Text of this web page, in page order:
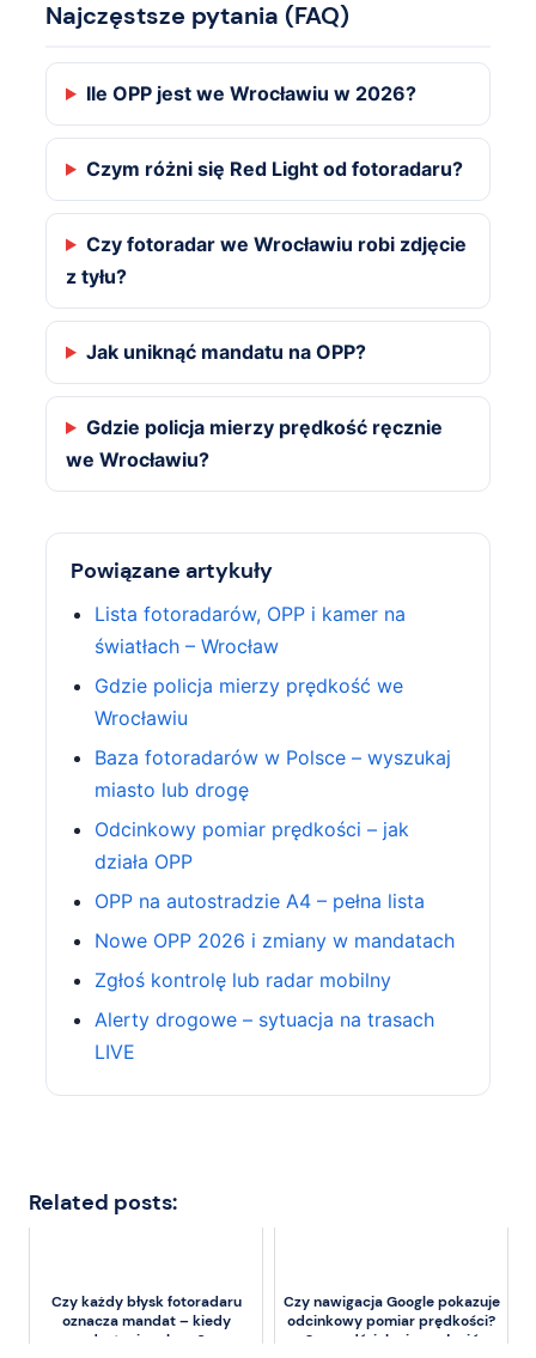
Najczęstsze pytania (FAQ)
Ile OPP jest we Wrocławiu w 2026?
Czym różni się Red Light od fotoradaru?
Czy fotoradar we Wrocławiu robi zdjęcie
z tyłu?
Jak uniknąć mandatu na OPP?
Gdzie policja mierzy prędkość ręcznie
we Wrocławiu?
Powiązane artykuły
Lista fotoradarów, OPP i kamer na
światłach – Wrocław
Gdzie policja mierzy prędkość we
Wrocławiu
Baza fotoradarów w Polsce – wyszukaj
miasto lub drogę
Odcinkowy pomiar prędkości – jak
działa OPP
OPP na autostradzie A4 – pełna lista
Nowe OPP 2026 i zmiany w mandatach
Zgłoś kontrolę lub radar mobilny
Alerty drogowe – sytuacja na trasach
LIVE
Related posts:
Czy każdy błysk fotoradaru
oznacza mandat – kiedy
dostaniesz karę?
Czy nawigacja Google pokazuje
odcinkowy pomiar prędkości?
Sprawdź, jak nie zapłacić